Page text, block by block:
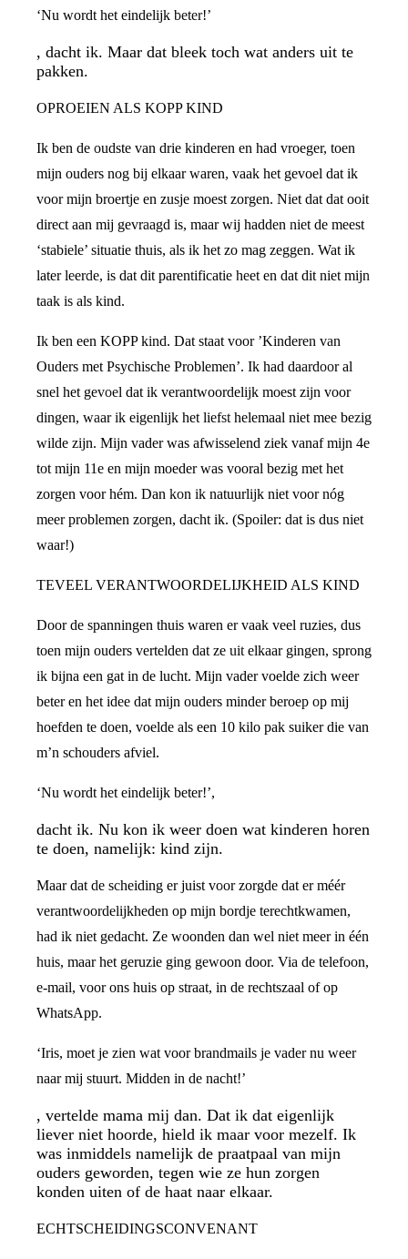
‘Nu wordt het eindelijk beter!’
, dacht ik. Maar dat bleek toch wat anders uit te
pakken.
OPROEIEN ALS KOPP KIND
Ik ben de oudste van drie kinderen en had vroeger, toen
mijn ouders nog bij elkaar waren, vaak het gevoel dat ik
voor mijn broertje en zusje moest zorgen. Niet dat dat ooit
direct aan mij gevraagd is, maar wij hadden niet de meest
‘stabiele’ situatie thuis, als ik het zo mag zeggen. Wat ik
later leerde, is dat dit parentificatie heet en dat dit niet mijn
taak is als kind.
Ik ben een KOPP kind. Dat staat voor ’Kinderen van
Ouders met Psychische Problemen’. Ik had daardoor al
snel het gevoel dat ik verantwoordelijk moest zijn voor
dingen, waar ik eigenlijk het liefst helemaal niet mee bezig
wilde zijn. Mijn vader was afwisselend ziek vanaf mijn 4e
tot mijn 11e en mijn moeder was vooral bezig met het
zorgen voor hém. Dan kon ik natuurlijk niet voor nóg
meer problemen zorgen, dacht ik. (Spoiler: dat is dus niet
waar!)
TEVEEL VERANTWOORDELIJKHEID ALS KIND
Door de spanningen thuis waren er vaak veel ruzies, dus
toen mijn ouders vertelden dat ze uit elkaar gingen, sprong
ik bijna een gat in de lucht. Mijn vader voelde zich weer
beter en het idee dat mijn ouders minder beroep op mij
hoefden te doen, voelde als een 10 kilo pak suiker die van
m’n schouders afviel.
‘Nu wordt het eindelijk beter!’,
dacht ik. Nu kon ik weer doen wat kinderen horen
te doen, namelijk: kind zijn.
Maar dat de scheiding er juist voor zorgde dat er méér
verantwoordelijkheden op mijn bordje terechtkwamen,
had ik niet gedacht. Ze woonden dan wel niet meer in één
huis, maar het geruzie ging gewoon door. Via de telefoon,
e-mail, voor ons huis op straat, in de rechtszaal of op
WhatsApp.
‘Iris, moet je zien wat voor brandmails je vader nu weer
naar mij stuurt. Midden in de nacht!’
, vertelde mama mij dan. Dat ik dat eigenlijk
liever niet hoorde, hield ik maar voor mezelf. Ik
was inmiddels namelijk de praatpaal van mijn
ouders geworden, tegen wie ze hun zorgen
konden uiten of de haat naar elkaar.
ECHTSCHEIDINGSCONVENANT